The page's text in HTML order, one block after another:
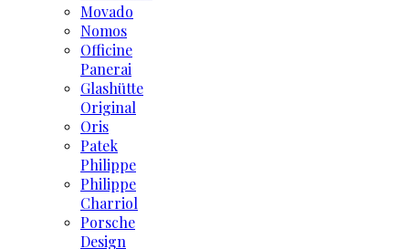
Movado
Nomos
Officine
Panerai
Glashütte
Original
Oris
Patek
Philippe
Philippe
Charriol
Porsche
Design